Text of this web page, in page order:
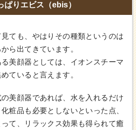
ぱりエビス（ebis）
ても、やはりその種類というのは
ら出てきています。
美顔器としては、イオンスチーマ
ていると言えます。
美顔器であれば、水を入れるだけ
粧品も必要としないといった点、
て、リラックス効果も得られて癒